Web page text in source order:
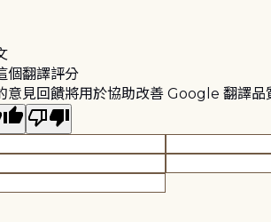
個翻譯評分
意見回饋將用於協助改善 Google 翻譯品